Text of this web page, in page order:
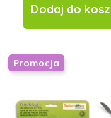
Dodaj do
Promocja